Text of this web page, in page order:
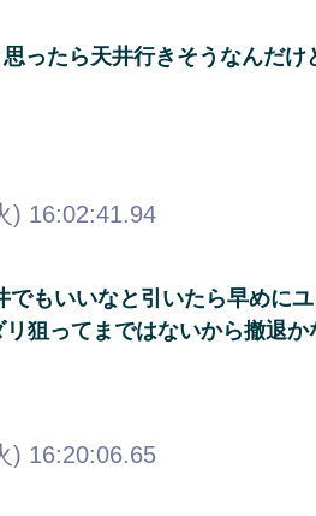
ったら天井行きそうなんだけ
) 16:02:41.94
もいいなと引いたら早めに
狙ってまではないから撤退か
) 16:20:06.65